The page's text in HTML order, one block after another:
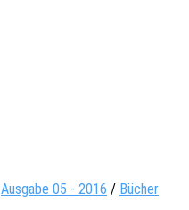
Ausgabe 05 - 2016 / Bücher